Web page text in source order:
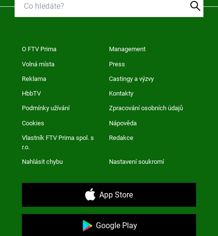
O FTV Prima Management
Volná místa Press
Reklama Castingy a výzvy
HbbTV Kontakty
Podmínky užívání Zpracování osobních údajů
Cookies Nápověda
Vlastník FTV Prima spol. s
r.o.
Redakce
Nahlásit chybu Nastavení soukromí
App Store
Google Play